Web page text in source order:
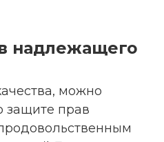
надлежащего
можно
защите прав